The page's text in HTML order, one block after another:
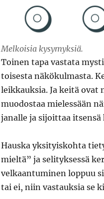
Melkoisia kysymyksiä.
Toinen tapa vastata
toisesta näkökulmasta.
leikkauksia. Ja keitä ovat
muodostaa mielessään
janalle ja sijoittaa
Hauska yksityiskohta
mieltä” ja selityksessä
velkaantuminen loppuu
tai ei, niin vastauksia se